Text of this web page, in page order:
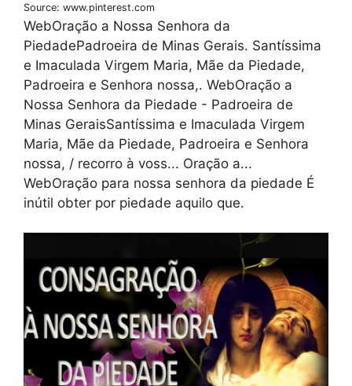
Source: www.pinterest.com
WebOração a Nossa Senhora da
PiedadePadroeira de Minas Gerais. Santíssima
e Imaculada Virgem Maria, Mãe da Piedade,
Padroeira e Senhora nossa,. WebOração a
Nossa Senhora da Piedade - Padroeira de
Minas GeraisSantíssima e Imaculada Virgem
Maria, Mãe da Piedade, Padroeira e Senhora
nossa, / recorro à voss... Oração a...
WebOração para nossa senhora da piedade É
inútil obter por piedade aquilo que.